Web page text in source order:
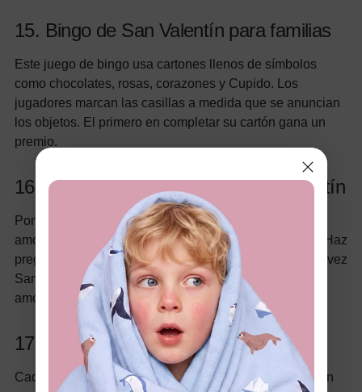
15. Bingo de San Valentín para familias
Este juego de bingo usa cartones llenos de símbolos
como chocolates, rosas, corazones y Cupido. Los
jugadores marcan las casillas a medida que se anuncian
los objetos. El primero en completar su cartón gana un
premio.
16. Curiosidades del Día de San Valentín
Pon a prueba los conocimientos de la familia sobre el
amor y el romance con preguntas sobre San Valentín. Haz
preguntas como: "¿En qué año se celebró por primera vez
San Valentín?" o "¿Quién escribió el poema 'Cómo te
amo'?".
17. Notas de amor de Cupido
Cada miembro de la familia escribe una nota dulce o un